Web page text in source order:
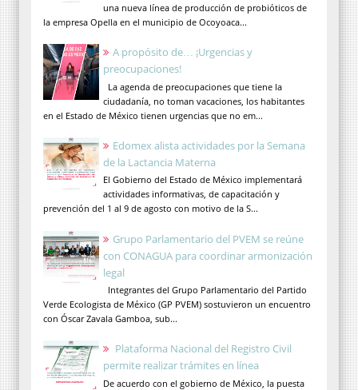
una nueva línea de producción de probióticos de
la empresa Opella en el municipio de Ocoyoaca...
A propósito de… ¡Urgencias y
preocupaciones!
La agenda de preocupaciones que tiene la
ciudadanía, no toman vacaciones, los habitantes
en el Estado de México tienen urgencias que no em...
Edomex alista actividades por la Semana
de la Lactancia Materna
El Gobierno del Estado de México implementará
actividades informativas, de capacitación y
prevención del 1 al 9 de agosto con motivo de la S...
Grupo Parlamentario del PVEM se reúne
con CONAGUA para coordinar armonización
legal
Integrantes del Grupo Parlamentario del Partido
Verde Ecologista de México (GP PVEM) sostuvieron un encuentro
con Óscar Zavala Gamboa, sub...
Plataforma Nacional del Registro Civil
permite realizar trámites en línea
De acuerdo con el gobierno de México, la puesta